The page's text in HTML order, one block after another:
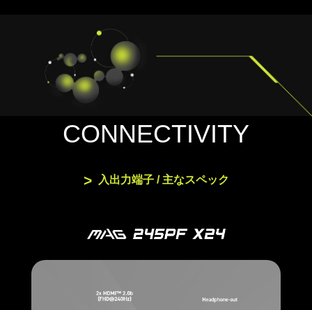
CONNECTIVITY
入出力端子 / 主なスペック